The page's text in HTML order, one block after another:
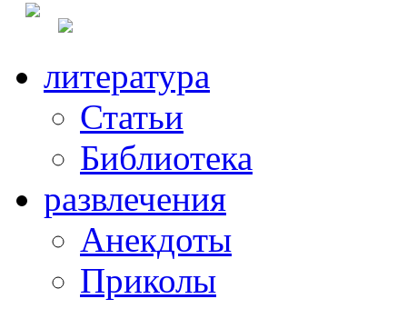
литература
Статьи
Библиотека
развлечения
Анекдоты
Приколы